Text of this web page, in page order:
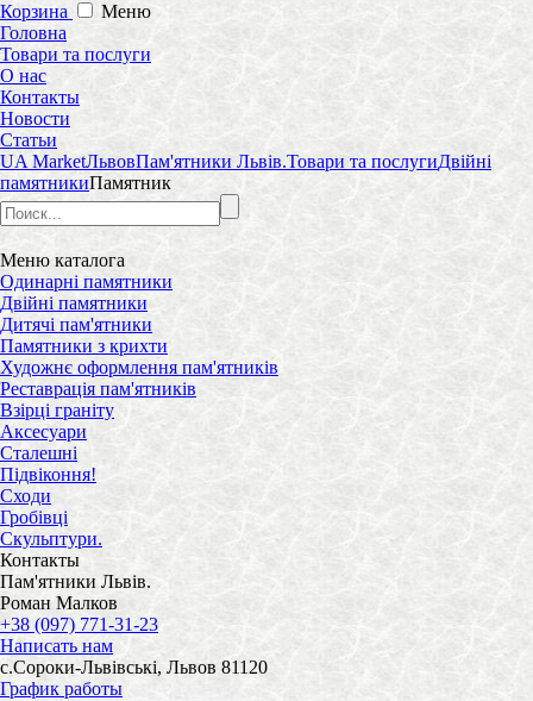
Корзина
Меню
Головна
Товари та послуги
О нас
Контакты
Новости
Статьи
UA MarketЛьвовПам'ятники Львів.Товари та послугиДвійні
памятникиПамятник
Меню каталога
Одинарні памятники
Двійні памятники
Дитячі пам'ятники
Памятники з крихти
Художнє оформлення пам'ятників
Реставрація пам'ятників
Взірці граніту
Аксесуари
Сталешні
Підвіконня!
Сходи
Гробівці
Скульптури.
Контакты
Пам'ятники Львів.
Роман Малков
+38 (097) 771-31-23
Написать нам
с.Сороки-Львівські, Львов 81120
График работы